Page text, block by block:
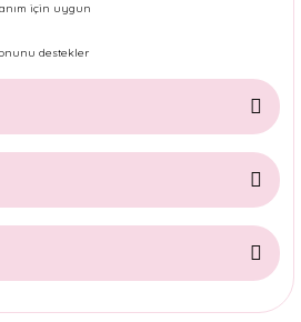
için uygun
destekler
ürün açıklamalarında ve diğer